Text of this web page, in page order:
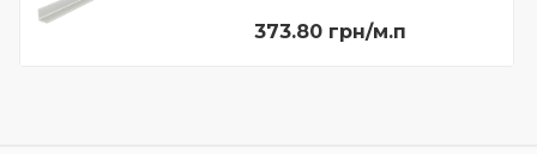
373.80 грн/м.п